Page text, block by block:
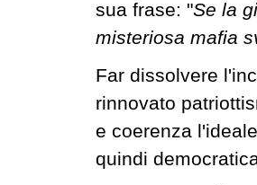
sua frase: "Se la
misteriosa mafia
Far dissolvere
rinnovato
e coerenza
quindi